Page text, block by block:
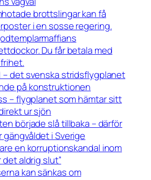
brottslingar kan få
i en sosse regering.
Du får betala med
– det svenska stridsflygplanet
på konstruktionen
– flygplanet som hämtar sitt
ur sjön
började slå tillbaka – därför
gängvåldet i Sverige
en korruptionskandal inom
det aldrig slut”
kan sänkas om